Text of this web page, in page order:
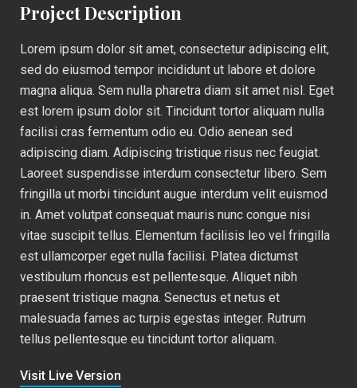
Project Description
Lorem ipsum dolor sit amet, consectetur adipiscing elit,
sed do eiusmod tempor incididunt ut labore et dolore
magna aliqua. Sem nulla pharetra diam sit amet nisl. Eget
est lorem ipsum dolor sit. Tincidunt tortor aliquam nulla
facilisi cras fermentum odio eu. Odio aenean sed
adipiscing diam. Adipiscing tristique risus nec feugiat.
Laoreet suspendisse interdum consectetur libero. Sem
fringilla ut morbi tincidunt augue interdum velit euismod
in. Amet volutpat consequat mauris nunc congue nisi
vitae suscipit tellus. Elementum facilisis leo vel fringilla
est ullamcorper eget nulla facilisi. Platea dictumst
vestibulum rhoncus est pellentesque. Aliquet nibh
praesent tristique magna. Senectus et netus et
malesuada fames ac turpis egestas integer. Rutrum
tellus pellentesque eu tincidunt tortor aliquam.
Visit Live Version